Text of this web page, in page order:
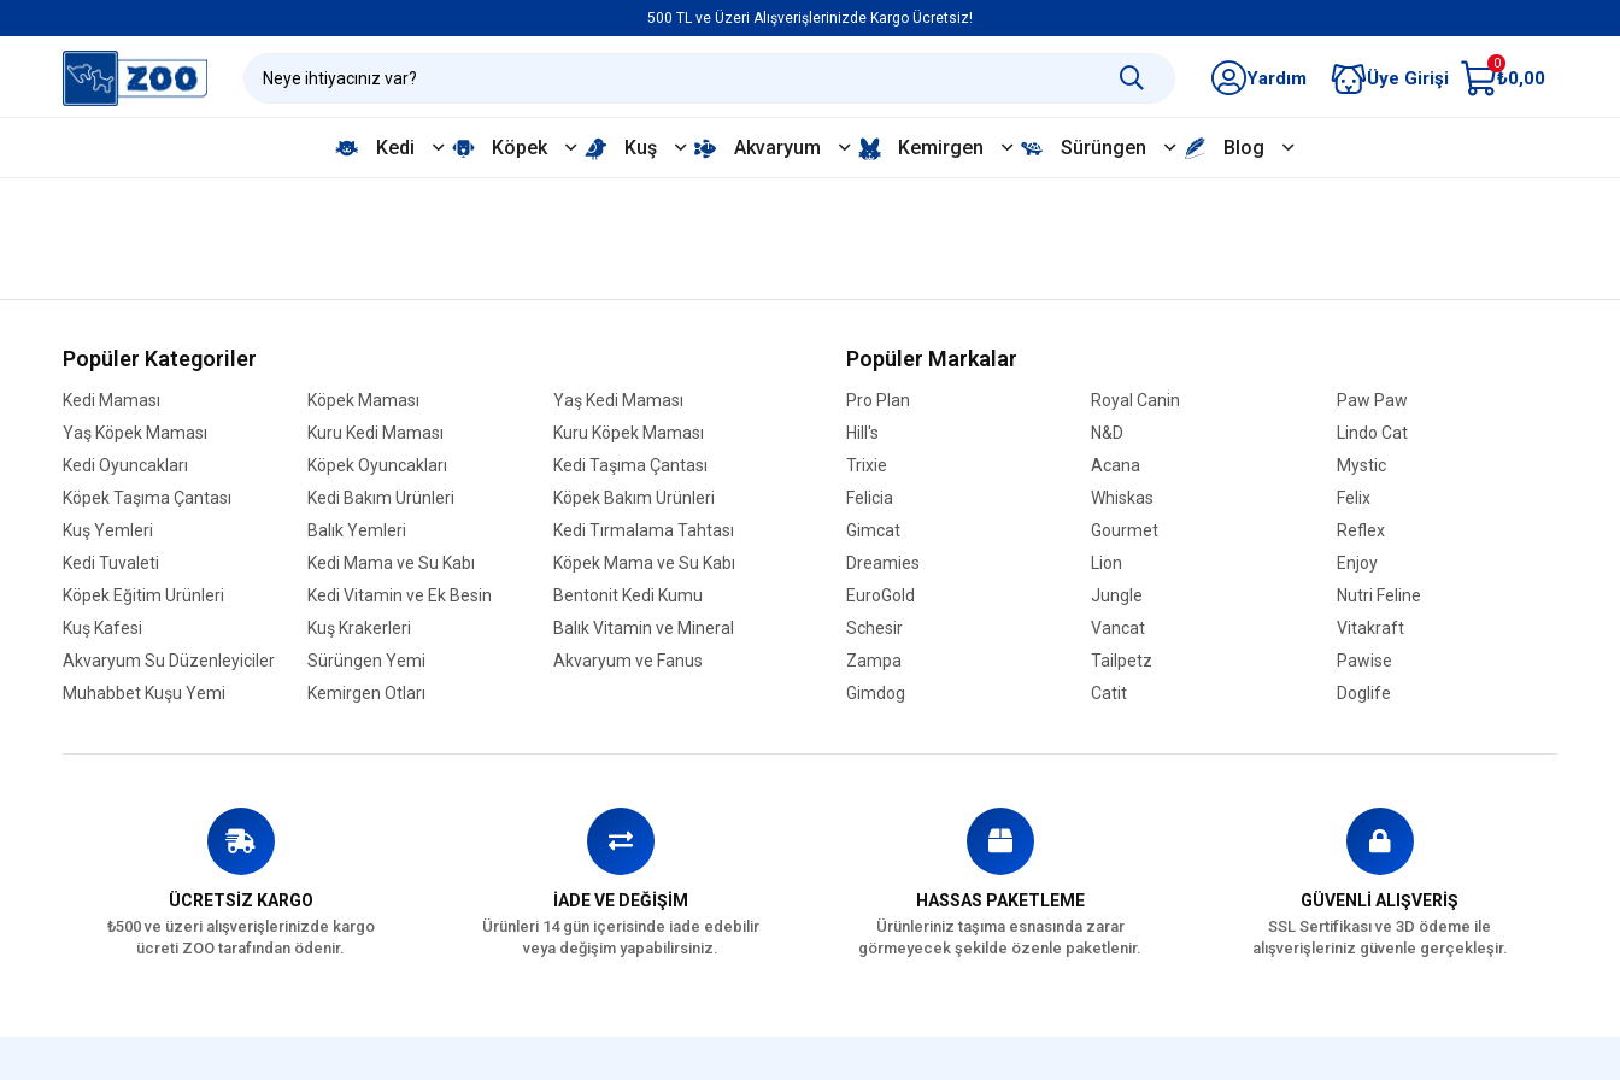
500 TL ve Üzeri Alışverişlerinizde Kargo Ücretsiz!
Yardım Üye Girişi
0
₺0,00
Kedi Köpek Kuş Akvaryum Kemirgen Sürüngen Blog
Popüler Kategoriler
Kedi Maması Köpek Maması
Yaş Kedi Maması
Yaş Köpek Maması
Kuru Kedi Maması
Kuru Köpek Maması
Kedi Oyuncakları
Köpek Oyuncakları
Kedi Taşıma Çantası
Köpek Taşıma Çantası
Kedi Bakım Ürünleri
Köpek Bakım Ürünleri
Kuş Yemleri
Balık Yemleri
Kedi Tırmalama Tahtası
Kedi Tuvaleti
Kedi Mama ve Su Kabı
Köpek Mama ve Su Kabı
Köpek Eğitim Ürünleri
Kedi Vitamin ve Ek Besin
Bentonit Kedi Kumu
Kuş Kafesi
Kuş Krakerleri
Balık Vitamin ve Mineral
Akvaryum Su Düzenleyiciler
Sürüngen Yemi
Akvaryum ve Fanus
Muhabbet Kuşu Yemi
Kemirgen Otları
Popüler Markalar
Pro Plan Royal Canin
Paw Paw
Hill's
N&D
Lindo Cat
Trixie
Acana
Mystic
Felicia
Whiskas
Felix
Gimcat
Gourmet
Reflex
Dreamies
Lion
Enjoy
EuroGold
Jungle
Nutri Feline
Schesir
Vancat
Vitakraft
Zampa
Tailpetz
Pawise
Gimdog
Catit Doglife
ÜCRETSİZ KARGO
₺500 ve üzeri alışverişlerinizde kargo
ücreti ZOO tarafından ödenir.
İADE VE DEĞİŞİM
Ürünleri 14 gün içerisinde iade edebilir
veya değişim yapabilirsiniz.
HASSAS PAKETLEME
Ürünleriniz taşıma esnasında zarar
görmeyecek şekilde özenle paketlenir.
GÜVENLİ ALIŞVERİŞ
SSL Sertifikası ve 3D ödeme ile
alışverişleriniz güvenle gerçekleşir.